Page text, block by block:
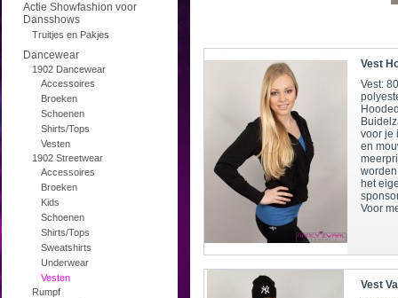
Actie Showfashion voor
Dansshows
Truitjes en Pakjes
Dancewear
1902 Dancewear
Accessoires
Broeken
Schoenen
Shirts/Tops
Vesten
1902 Streetwear
Accessoires
Broeken
Kids
Schoenen
Shirts/Tops
Sweatshirts
Underwear
Vesten
Rumpf
Vest
Vest:
voor je
en
het
Voor
Vest